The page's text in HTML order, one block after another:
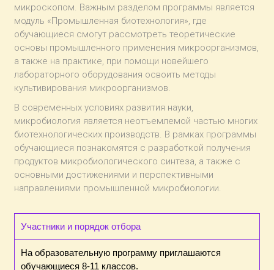
микроскопом. Важным разделом программы является
модуль «Промышленная биотехнология», где
обучающиеся смогут рассмотреть теоретические
основы промышленного применения микроорганизмов,
а также на практике, при помощи новейшего
лабораторного оборудования освоить методы
культивирования микроорганизмов.
В современных условиях развития науки,
микробиология является неотъемлемой частью многих
биотехнологических производств. В рамках программы
обучающиеся познакомятся с разработкой получения
продуктов микробиологического синтеза, а также с
основными достижениями и перспективными
направлениями промышленной микробиологии.
Участники и порядок отбора
На образовательную программу приглашаются
обучающиеся 8-11 классов.